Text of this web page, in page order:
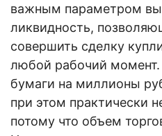
важным параметром
ликвидность,
совершить сделку
любой рабочий
бумаги на миллионы
при этом практически
потому что объем